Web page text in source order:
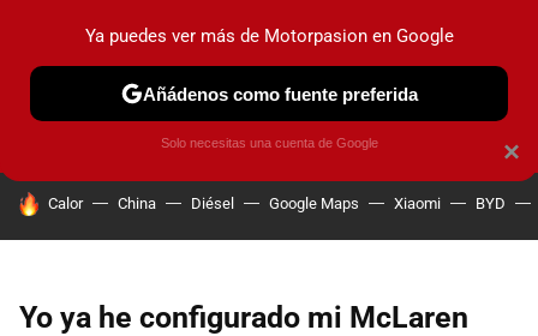
PRUEBAS COCHES ELÉCTRICOS OBSERVATORIO
HOY SE HABLA DE
Calor China Diésel Google Maps Xiaomi BYD
Yo ya he configurado mi McLaren
×
Ya puedes ver más de Motorpasion en Google
Añádenos como fuente preferida
Solo necesitas una cuenta de Google